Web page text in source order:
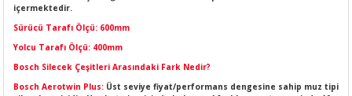
içermektedir.
Sürücü Tarafı Ölçü: 600mm
Yolcu Tarafı Ölçü: 400mm
Bosch Silecek Çeşitleri Arasındaki Fark Nedir?
Bosch Aerotwin Plus: Üst seviye fiyat/performans dengesine sahip muz tipi